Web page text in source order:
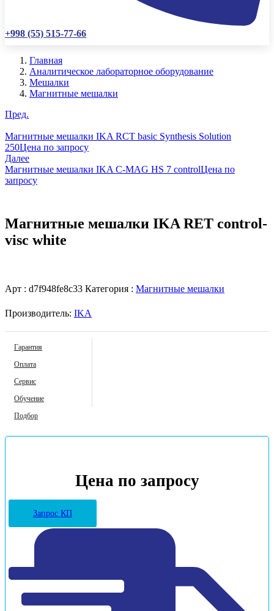
+998 (55) 515-77-66
Главная
Аналитическое лабораторное оборудование
Мешалки
Магнитные мешалки
Пред.
Магнитные мешалки IKA RCT basic Synthesis Solution
250Цена по запросу
Далее
Магнитные мешалки IKA C-MAG HS 7 controlЦена по
запросу
Магнитные мешалки IKA RET control-
visc white
Арт : d7f948fe8c33 Категория : Магнитные мешалки
Производитель: IKA
Гарантия
Оплата
Сервис
Обучение
Подбор
Цена по запросу
Запрос КП